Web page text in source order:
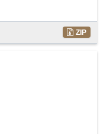
ZIP